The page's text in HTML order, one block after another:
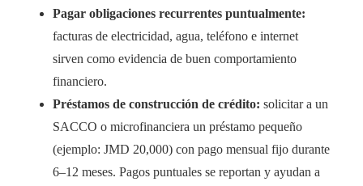
Pagar obligaciones recurrentes puntualmente:
facturas de electricidad, agua, teléfono e internet
sirven como evidencia de buen comportamiento
financiero.
Préstamos de construcción de crédito: solicitar a un
SACCO o microfinanciera un préstamo pequeño
(ejemplo: JMD 20,000) con pago mensual fijo durante
6–12 meses. Pagos puntuales se reportan y ayudan a